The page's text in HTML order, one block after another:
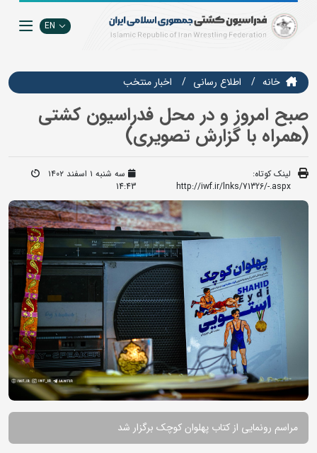
EN
خانه اطلاع رسانی اخبار منتخب
صبح امروز و در محل فدراسیون کشتی
(همراه با گزارش تصویری)
لینک کوتاه:
http://iwf.ir/lnks/71326/-.aspx
سه شنبه ۱ اسفند ۱۴۰۲
14:43
مراسم رونمایی از کتاب پهلوان کوچک برگزار شد